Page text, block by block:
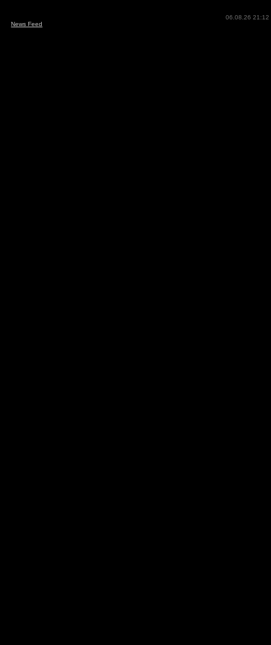
06.08.26 21:12
News Feed